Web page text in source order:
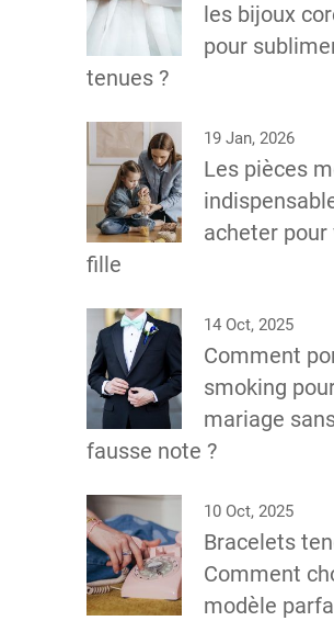
les bijoux
pour
tenues ?
19 Jan, 2026
Les pièces
acheter pour
fille
14 Oct, 2025
Comment
smoking
mariage
fausse note ?
10 Oct, 2025
Bracelets
Comment
modèle